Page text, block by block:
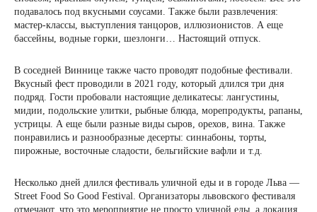
подавалось под вкусными соусами. Также были развлечения:
мастер-классы, выступления танцоров, иллюзионистов. А еще
бассейны, водные горки, шезлонги… Настоящий отпуск.
В соседней Виннице также часто проводят подобные фестивали.
Вкусный фест проводили в 2021 году, который длился три дня
подряд. Гости пробовали настоящие деликатесы: лангустины,
мидии, подольские улитки, рыбные блюда, морепродукты, рапаны,
устрицы. А еще были разные виды сыров, орехов, вина. Также
понравились и разнообразные десерты: синнабоны, торты,
пирожные, восточные сладости, бельгийские вафли и т.д.
Несколько дней длился фестиваль уличной еды и в городе Льва —
Street Food So Good Festival. Организаторы львовского фестиваля
отмечают, что это мероприятие не просто уличной еды, а локация